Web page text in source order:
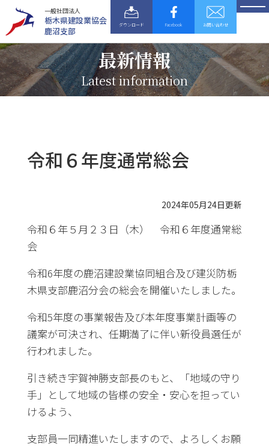
一般社団法人
栃木県建設業協会
鹿沼支部
ダウンロード Facebook お問い合わせ
最新情報
Latest information
令和６年度通常総会
2024年05月24日更新
令和６年５月２３日（木） 令和６年度通常総
会
令和6年度の鹿沼建設業協同組合及び建災防栃
木県支部鹿沼分会の総会を開催いたしました。
令和5年度の事業報告及び本年度事業計画等の
議案が可決され、任期満了に伴い新役員選任が
行われました。
引き続き宇賀神勝支部長のもと、「地域の守り
手」として地域の皆様の安全・安心を担ってい
けるよう、
支部員一同精進いたしますので、よろしくお願